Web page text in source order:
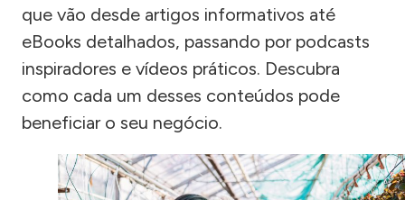
que vão desde artigos informativos até
eBooks detalhados, passando por podcasts
inspiradores e vídeos práticos. Descubra
como cada um desses conteúdos pode
beneficiar o seu negócio.